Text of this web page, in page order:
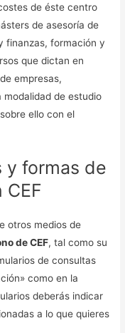
de éste centro
de asesoría de
finanzas, formación y
que dictan en
empresas,
modalidad de estudio
ello con el
y formas de
otros medios de
de CEF, tal como su
de consultas
como en la
deberás indicar
a lo que quieres